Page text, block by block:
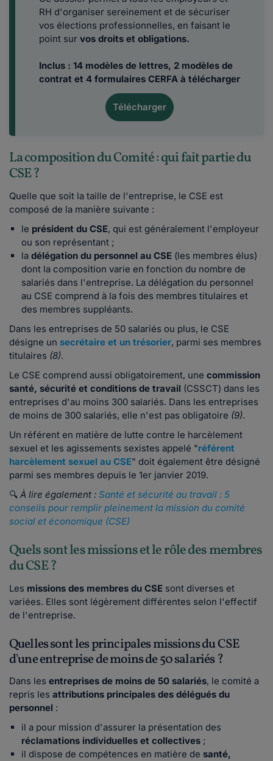
RH d'organiser sereinement et de sécuriser
vos élections professionnelles, en faisant le
point sur vos droits et obligations.
Inclus : 14 modèles de lettres, 2 modèles de
contrat et 4 formulaires CERFA à télécharger
Télécharger
La composition du Comité : qui fait partie du
CSE ?
Quelle que soit la taille de l'entreprise, le CSE est
composé de la manière suivante :
le président du CSE, qui est généralement l'employeur
ou son représentant ;
la délégation du personnel au CSE (les membres élus)
dont la composition varie en fonction du nombre de
salariés dans l'entreprise. La délégation du personnel
au CSE comprend à la fois des membres titulaires et
des membres suppléants.
Dans les entreprises de 50 salariés ou plus, le CSE
désigne un secrétaire et un trésorier, parmi ses membres
titulaires (8).
Le CSE comprend aussi obligatoirement, une commission
santé, sécurité et conditions de travail (CSSCT) dans les
entreprises d'au moins 300 salariés. Dans les entreprises
de moins de 300 salariés, elle n'est pas obligatoire (9).
Un référent en matière de lutte contre le harcèlement
sexuel et les agissements sexistes appelé "référent
harcèlement sexuel au CSE" doit également être désigné
parmi ses membres depuis le 1er janvier 2019.
🔍 À lire également : Santé et sécurité au travail : 5
conseils pour remplir pleinement la mission du comité
social et économique (CSE)
Quels sont les missions et le rôle des membres
du CSE ?
Les missions des membres du CSE sont diverses et
variées. Elles sont légèrement différentes selon l'effectif
de l'entreprise.
Quelles sont les principales missions du CSE
d'une entreprise de moins de 50 salariés ?
Dans les entreprises de moins de 50 salariés, le comité a
repris les attributions principales des délégués du
personnel :
il a pour mission d'assurer la présentation des
réclamations individuelles et collectives ;
il dispose de compétences en matière de santé,